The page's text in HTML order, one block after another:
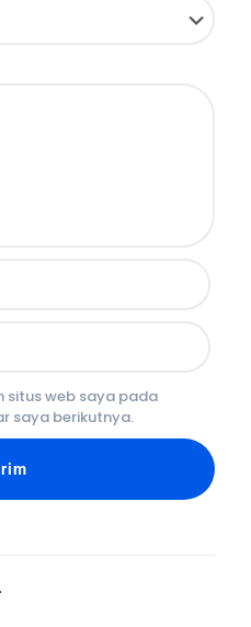
situs web saya pada
saya berikutnya.